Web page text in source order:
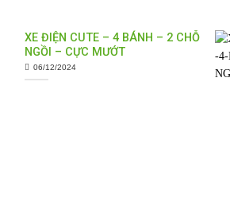
XE ĐIỆN CUTE – 4 BÁNH – 2 CHỖ
NGỒI – CỰC MƯỚT
06/12/2024